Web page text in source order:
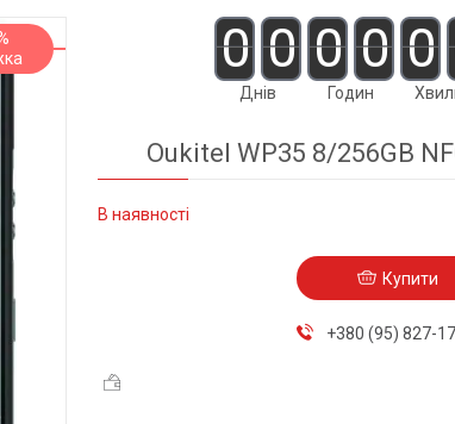
0 0
Днів
0 0
Годин
0
Oukitel WP35 8/256GB
В наявності
Купити
+380 (95) 827-